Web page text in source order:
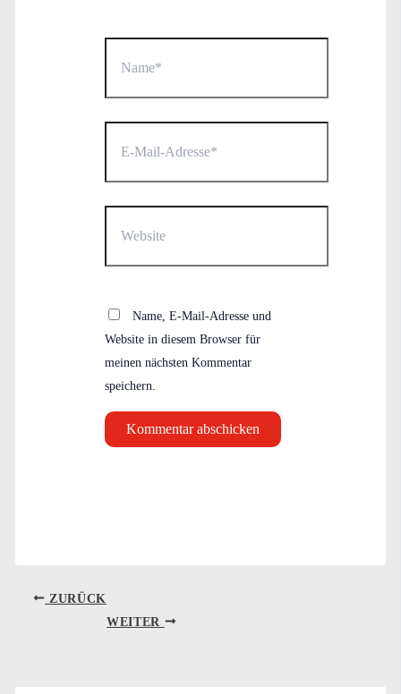
Mail-
Name, E-Mail-Adresse und
Website in diesem Browser für
meinen nächsten Kommentar
speichern.
ZURÜCK
WEITER